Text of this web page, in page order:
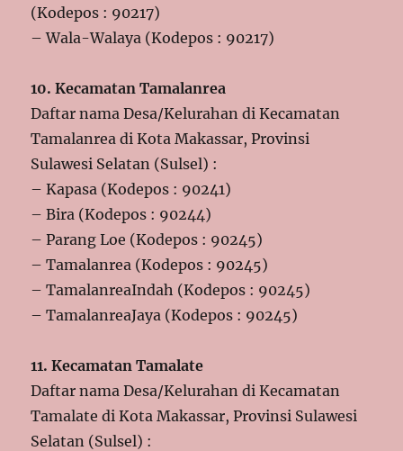
(Kodepos : 90217)
– Wala-Walaya (Kodepos : 90217)
10. Kecamatan Tamalanrea
Daftar nama Desa/Kelurahan di Kecamatan
Tamalanrea di Kota Makassar, Provinsi
Sulawesi Selatan (Sulsel) :
– Kapasa (Kodepos : 90241)
– Bira (Kodepos : 90244)
– Parang Loe (Kodepos : 90245)
– Tamalanrea (Kodepos : 90245)
– TamalanreaIndah (Kodepos : 90245)
– TamalanreaJaya (Kodepos : 90245)
11. Kecamatan Tamalate
Daftar nama Desa/Kelurahan di Kecamatan
Tamalate di Kota Makassar, Provinsi Sulawesi
Selatan (Sulsel) :